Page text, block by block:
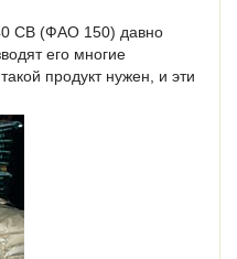
СВ (ФАО 150) давно
его многие
продукт нужен, и эти